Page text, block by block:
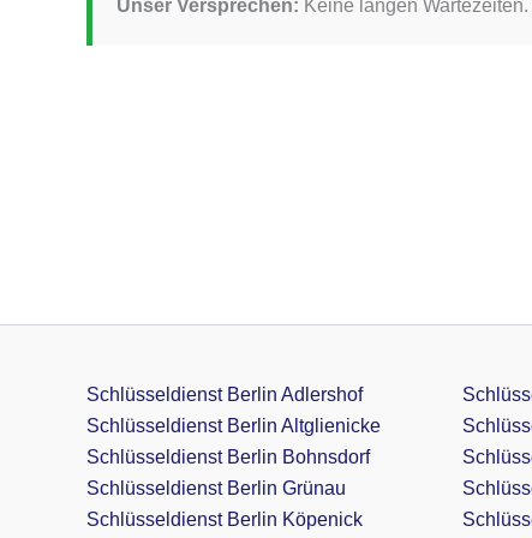
Unser Versprechen: Keine langen
Schlüsseldienst Berlin Adlershof
Schlüsseldienst Berlin Altglienicke
Schlüsseldienst Berlin Bohnsdorf
Schlüsseldienst Berlin Grünau
Schlüsseldienst Berlin Köpenick